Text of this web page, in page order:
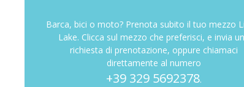
Barca, bici o moto? Prenota subito il tuo mezzo
Lake. Clicca sul mezzo che preferisci, e invia
richiesta di prenotazione, oppure chiamaci
direttamente al numero
+39 329 5692378.